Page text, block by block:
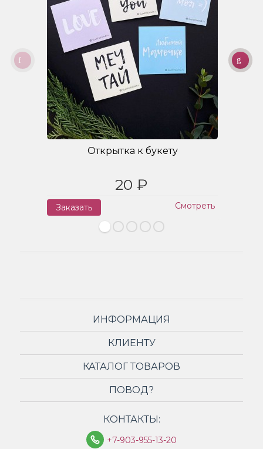
Открытка к букету
20 ₽
Заказать Смотреть
ИНФОРМАЦИЯ
КЛИЕНТУ
КАТАЛОГ ТОВАРОВ
ПОВОД?
КОНТАКТЫ:
+7-903-955-13-20